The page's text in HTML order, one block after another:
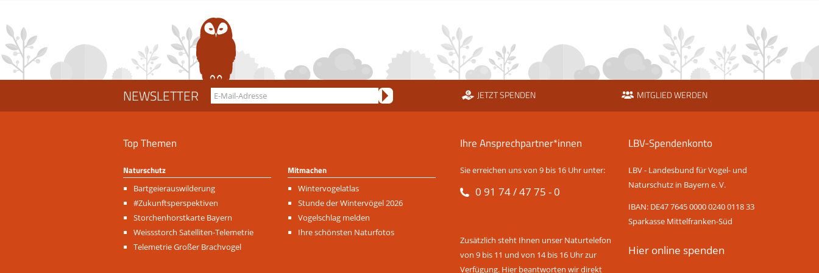
NEWSLETTER JETZT SPENDEN MITGLIED WERDEN
Top Themen
Naturschutz
Navigation
überspringen
Bartgeierauswilderung
#Zukunftsperspektiven
Storchenhorstkarte Bayern
Weissstorch Satelliten-Telemetrie
Telemetrie Großer Brachvogel
Mitmachen
Navigation
überspringen
Wintervogelatlas
Stunde der Wintervögel 2026
Vogelschlag melden
Ihre schönsten Naturfotos
Ihre Ansprechpartner*innen
Sie erreichen uns von 9 bis 16 Uhr unter:
0 91 74 / 47 75 - 0
Zusätzlich steht Ihnen unser Naturtelefon
von 9 bis 11 und von 14 bis 16 Uhr zur
Verfügung. Hier beantworten wir direkt
LBV-Spendenkonto
LBV - Landesbund für Vogel- und
Naturschutz in Bayern e. V.
IBAN: DE47 7645 0000 0240 0118 33
Sparkasse Mittelfranken-Süd
Hier online spenden